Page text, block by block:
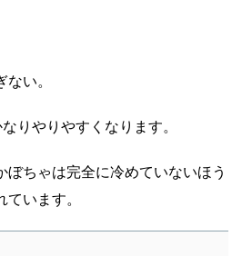
い。
りやりやすくなります。
ちゃは完全に冷めていないほう
います。